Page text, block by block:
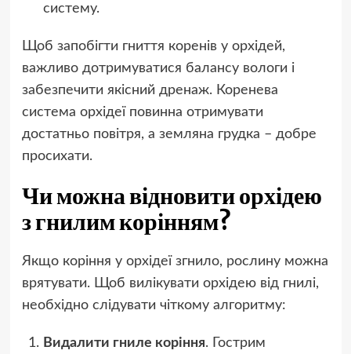
систему.
Щоб запобігти гниття коренів у орхідей,
важливо дотримуватися балансу вологи і
забезпечити якісний дренаж. Коренева
система орхідеї повинна отримувати
достатньо повітря, а земляна грудка – добре
просихати.
Чи можна відновити орхідею
з гнилим корінням?
Якщо коріння у орхідеї згнило, рослину можна
врятувати. Щоб вилікувати орхідею від гнилі,
необхідно слідувати чіткому алгоритму:
Видалити гниле коріння. Гострим